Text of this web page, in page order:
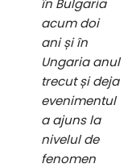
în Bulgaria
acum doi
ani și în
Ungaria anul
trecut și deja
evenimentul
a ajuns la
nivelul de
fenomen